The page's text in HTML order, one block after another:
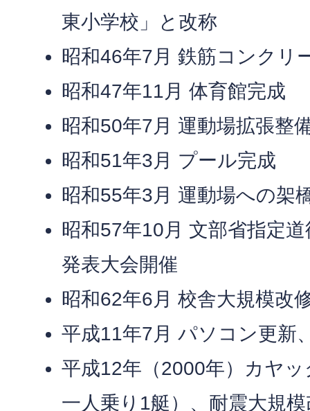
東小学校」と改称
昭和46年7月 鉄筋コンクリ
昭和47年11月 体育館完成
昭和50年7月 運動場拡張整
昭和51年3月 プール完成
昭和55年3月 運動場への架
昭和57年10月 文部省指定
発表大会開催
昭和62年6月 校舎大規模改
平成11年7月 パソコン更新
平成12年（2000年）カヤ
一人乗り1艇）、耐震大規